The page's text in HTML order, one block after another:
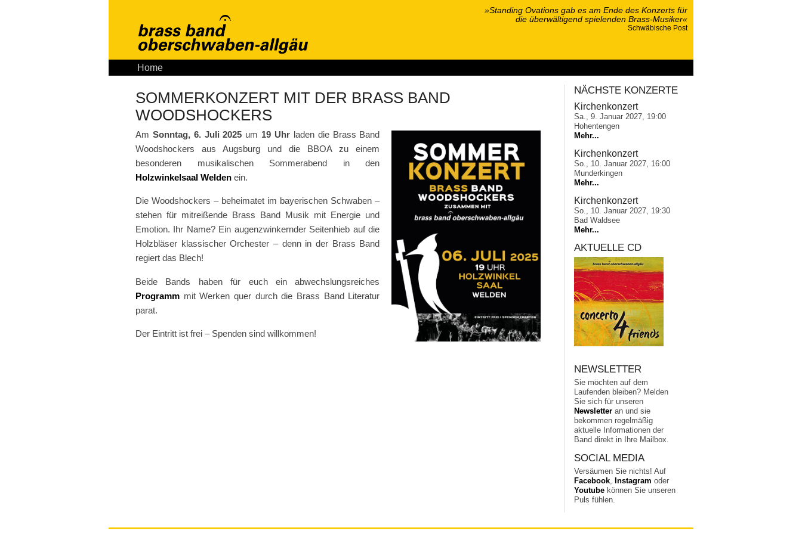
»Standing Ovations gab es am Ende des Konzerts für
die überwältigend spielenden Brass-Musiker«
Schwäbische Post
Home
SOMMERKONZERT MIT DER BRASS BAND
WOODSHOCKERS
Am Sonntag, 6. Juli 2025 um 19 Uhr laden die Brass Band
Woodshockers aus Augsburg und die BBOA zu einem
besonderen musikalischen Sommerabend in den
Holzwinkelsaal Welden ein.
Die Woodshockers – beheimatet im bayerischen Schwaben –
stehen für mitreißende Brass Band Musik mit Energie und
Emotion. Ihr Name? Ein augenzwinkernder Seitenhieb auf die
Holzbläser klassischer Orchester – denn in der Brass Band
regiert das Blech!
Beide Bands haben für euch ein abwechslungsreiches
Programm mit Werken quer durch die Brass Band Literatur
parat.
Der Eintritt ist frei – Spenden sind willkommen!
NÄCHSTE KONZERTE
Kirchenkonzert
Sa., 9. Januar 2027, 19:00
Hohentengen
Mehr...
Kirchenkonzert
So., 10. Januar 2027, 16:00
Munderkingen
Mehr...
Kirchenkonzert
So., 10. Januar 2027, 19:30
Bad Waldsee
Mehr...
AKTUELLE CD
NEWSLETTER
Sie möchten auf dem
Laufenden bleiben? Melden
Sie sich für unseren
Newsletter an und sie
bekommen regelmäßig
aktuelle Informationen der
Band direkt in Ihre Mailbox.
SOCIAL MEDIA
Versäumen Sie nichts! Auf
Facebook
Instagram oder
Youtube können Sie unseren
Puls fühlen.